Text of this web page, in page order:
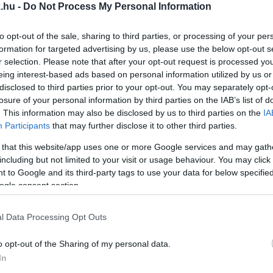
- Do Not Process My Personal Information
opt-out of the sale, sharing to third parties, or processing of your
for targeted advertising by us, please use the below opt-out
selection. Please note that after your opt-out request is processed
interest-based ads based on personal information utilized by us
to third parties prior to your opt-out. You may separately
of your personal information by third parties on the IAB’s list of
This information may also be disclosed by us to third parties on the
Participants that may further disclose it to other third parties.
that this website/app uses one or more Google services and may
but not limited to your visit or usage behaviour. You may
to Google and its third-party tags to use your data for below
consent section.
Data Processing Opt Outs
opt-out of the Sharing of my personal data.
ELLENI MECCS UTÁNI NYILATKOZATÁBAN
ki az, aki hajlandó végrehajtani az utasításait.
TEMETNI A MAGYAR
picit talán újra a realitás.
ANDORRA ELLEN
csapata szeretné elfelejtetni az előző két
HELYEZNI AZ ELLENFELET